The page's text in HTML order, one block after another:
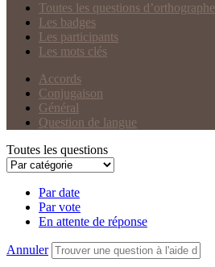
Toutes les questions d’orthographe
Les badges
Les participants
Les mots clés
Accords
Conjugaison
Général
Question de langue
Toutes les questions
Par date
Par vote
En attente de réponse
Annuler